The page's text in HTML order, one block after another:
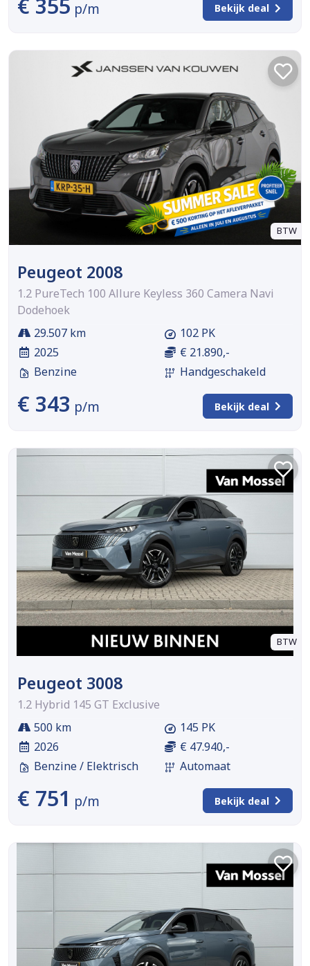
p/m Bekijk deal
BTW
Peugeot 2008
1.2 PureTech 100 Allure Keyless 360 Camera Navi
Dodehoek
29.507 km
2025
Benzine
102 PK
€ 21.890,-
Handgeschakeld
€ 343 p/m Bekijk deal
BTW
Peugeot 3008
1.2 Hybrid 145 GT Exclusive
500 km
2026
Benzine / Elektrisch
145 PK
€ 47.940,-
Automaat
€ 751 p/m Bekijk deal